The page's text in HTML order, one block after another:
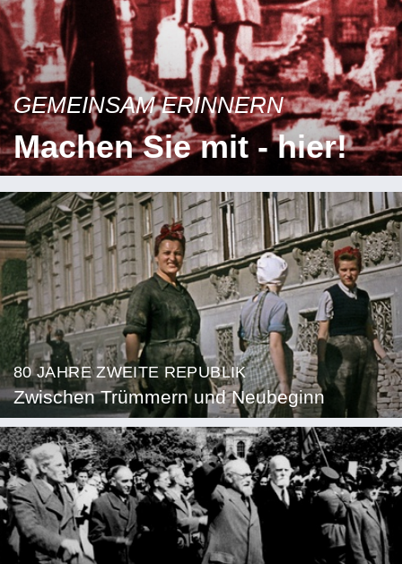
GEMEINSAM ERINNERN
Machen Sie mit - hier!
80 JAHRE ZWEITE REPUBLIK
Zwischen Trümmern und Neubeginn